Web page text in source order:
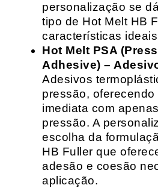
personalização se
tipo de Hot Melt HB
características
Hot Melt PSA
Adhesive) –
Adesivos
pressão, oferecendo
imediata com
pressão. A
escolha da
HB Fuller que
adesão e coesão
aplicação.